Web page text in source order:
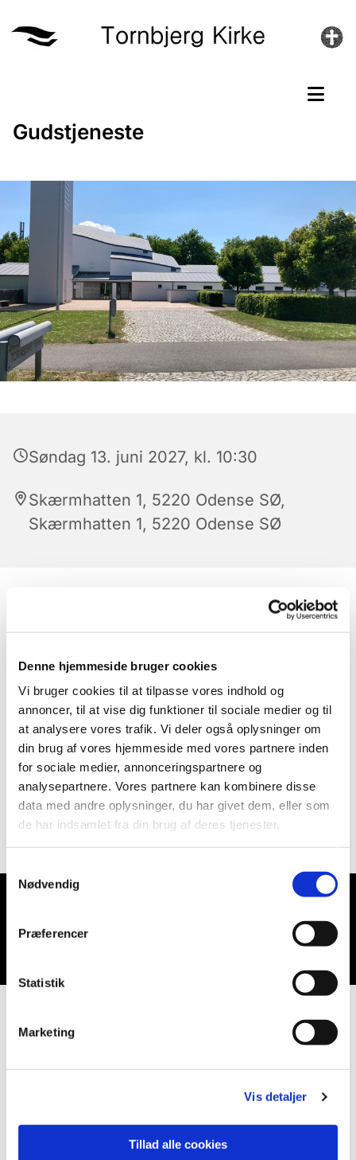
Denne hjemmeside bruger cookies
Vi bruger cookies til at tilpasse vores indhold og
annoncer, til at vise dig funktioner til sociale medier og til
at analysere vores trafik. Vi deler også oplysninger om
din brug af vores hjemmeside med vores partnere inden
for sociale medier, annonceringspartnere og
analysepartnere. Vores partnere kan kombinere disse
data med andre oplysninger, du har givet dem, eller som
de har indsamlet fra din brug af deres tjenester.
Nødvendig
Præferencer
Statistik
Marketing
Vis detaljer
Tillad alle cookies
Gudstjeneste
Søndag 13. juni 2027, kl. 10:30
Skærmhatten 1, 5220 Odense SØ,
Skærmhatten 1, 5220 Odense SØ
Du vil måske også kunne lide...